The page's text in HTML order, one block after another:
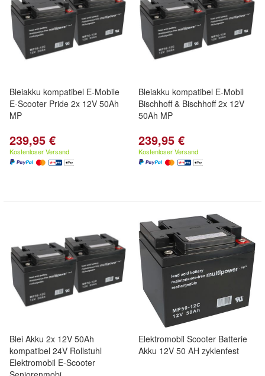
Bleiakku kompatibel E-Mobile
E-Scooter Pride 2x 12V 50Ah
MP
239,95 €
Kostenloser Versand
Bleiakku kompatibel E-Mobil
Bischhoff & Bischhoff 2x 12V
50Ah MP
239,95 €
Kostenloser Versand
Blei Akku 2x 12V 50Ah
kompatibel 24V Rollstuhl
Elektromobil E-Scooter
Elektromobil Scooter Batterie
Akku 12V 50 AH zyklenfest